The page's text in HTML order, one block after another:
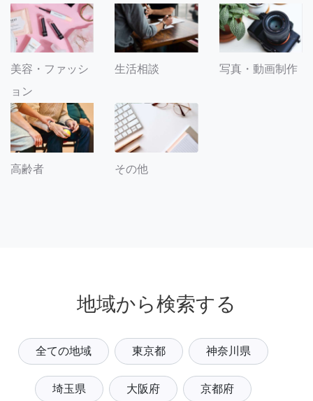
美容・ファッシ
ョン
生活相談 写真・動画制作
高齢者 その他
地域から検索する
全ての地域 東京都 神奈川県
埼玉県 大阪府 京都府